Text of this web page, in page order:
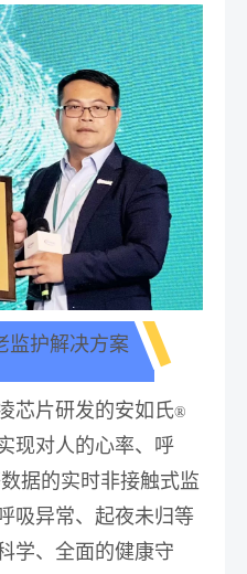
监护解决方案
芯片研发的安如氏®
现对人的心率、呼
据的实时非接触式监
吸异常、起夜未归等
学、全面的健康守